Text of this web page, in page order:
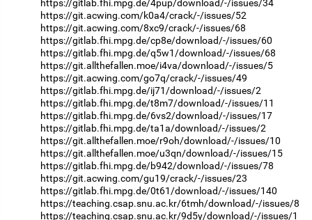
https://gitlab.fhi.mpg.de/4pup/download/-/issues/34
https://git.acwing.com/k0a4/crack/-/issues/52
https://git.acwing.com/8xc9/crack/-/issues/68
https://gitlab.fhi.mpg.de/cp8e/download/-/issues/60
https://gitlab.fhi.mpg.de/q5w1/download/-/issues/68
https://git.allthefallen.moe/i4va/download/-/issues/5
https://git.acwing.com/go7q/crack/-/issues/49
https://gitlab.fhi.mpg.de/ij71/download/-/issues/2
https://gitlab.fhi.mpg.de/t8m7/download/-/issues/11
https://gitlab.fhi.mpg.de/6vs2/download/-/issues/17
https://gitlab.fhi.mpg.de/ta1a/download/-/issues/2
https://git.allthefallen.moe/r9oh/download/-/issues/10
https://git.allthefallen.moe/u3qn/download/-/issues/15
https://gitlab.fhi.mpg.de/b942/download/-/issues/78
https://git.acwing.com/gu19/crack/-/issues/23
https://gitlab.fhi.mpg.de/0t61/download/-/issues/140
https://teaching.csap.snu.ac.kr/6tmh/download/-/issues/8
https://teaching.csap.snu.ac.kr/9d5y/download/-/issues/1